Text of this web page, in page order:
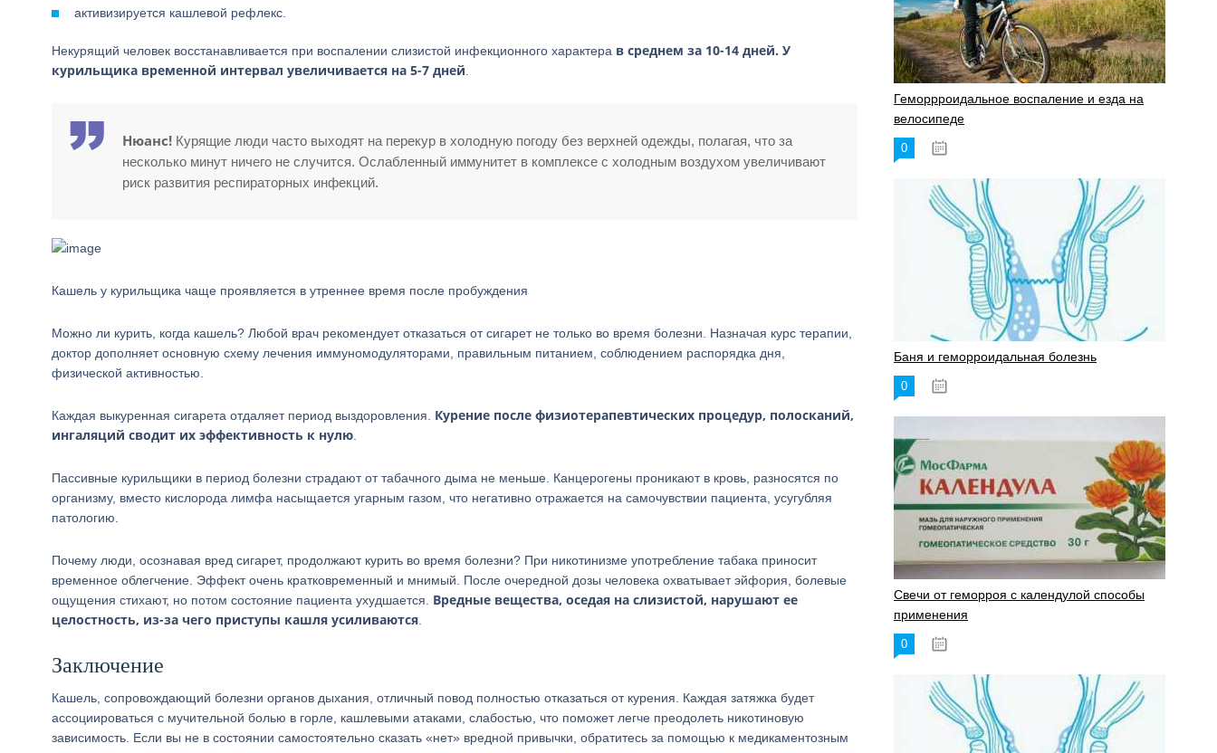
активизируется кашлевой рефлекс.
Некурящий человек восстанавливается при воспалении слизистой инфекционного характера в среднем за 10-14 дней. У
курильщика временной интервал увеличивается на 5-7 дней
Нюанс! Курящие люди часто выходят на перекур в холодную погоду без верхней одежды, полагая, что за
несколько минут ничего не случится. Ослабленный иммунитет в комплексе с холодным воздухом увеличивают
риск развития респираторных инфекций.
Кашель у курильщика чаще проявляется в утреннее время после пробуждения
Можно ли курить, когда кашель? Любой врач рекомендует отказаться от сигарет не только во время болезни. Назначая курс терапии,
доктор дополняет основную схему лечения иммуномодуляторами, правильным питанием, соблюдением распорядка дня,
физической активностью.
Каждая выкуренная сигарета отдаляет период выздоровления. Курение после физиотерапевтических процедур, полосканий,
ингаляций сводит их эффективность к нулю
Пассивные курильщики в период болезни страдают от табачного дыма не меньше. Канцерогены проникают в кровь, разносятся по
организму, вместо кислорода лимфа насыщается угарным газом, что негативно отражается на самочувствии пациента, усугубляя
патологию.
Почему люди, осознавая вред сигарет, продолжают курить во время болезни? При никотинизме употребление табака приносит
временное облегчение. Эффект очень кратковременный и мнимый. После очередной дозы человека охватывает эйфория, болевые
ощущения стихают, но потом состояние пациента ухудшается. Вредные вещества, оседая на слизистой, нарушают ее
целостность, из-за чего приступы кашля усиливаются
Заключение
Кашель, сопровождающий болезни органов дыхания, отличный повод полностью отказаться от курения. Каждая затяжка будет
ассоциироваться с мучительной болью в горле, кашлевыми атаками, слабостью, что поможет легче преодолеть никотиновую
зависимость. Если вы не в состоянии самостоятельно сказать «нет» вредной привычки, обратитесь за помощью к медикаментозным
Геморрроидальное воспаление и езда на
велосипеде
0
Баня и геморроидальная болезнь
0
Свечи от геморроя с календулой способы
применения
0